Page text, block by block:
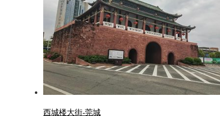
西城楼大街-莞城